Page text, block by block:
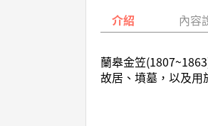
介紹 內容
蘭皋金笠
故居、墳墓，以及用